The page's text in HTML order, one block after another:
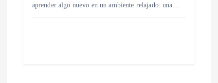
aprender algo nuevo en un ambiente relajado: una…